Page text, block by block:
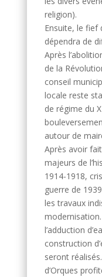
religion).
Ensuite, le fief
dépendra de
Après
de la
conseil
locale reste
de régime du
autour de
Après avoir
majeurs de
1914-1918,
guerre de
les travaux
l’adduction
construction
seront
d’Orques